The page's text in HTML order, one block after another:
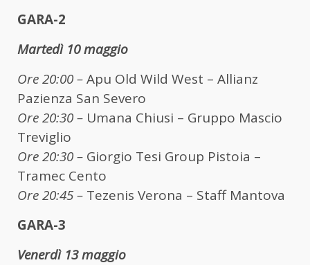
GARA-2
Martedì 10 maggio
Ore 20:00 –Apu Old Wild West – Allianz
Pazienza San Severo
Ore 20:30 – Umana Chiusi – Gruppo Mascio
Treviglio
Ore 20:30 – Giorgio Tesi Group Pistoia –
Tramec Cento
Ore 20:45 – Tezenis Verona – Staff Mantova
GARA-3
Venerdì 13 maggio